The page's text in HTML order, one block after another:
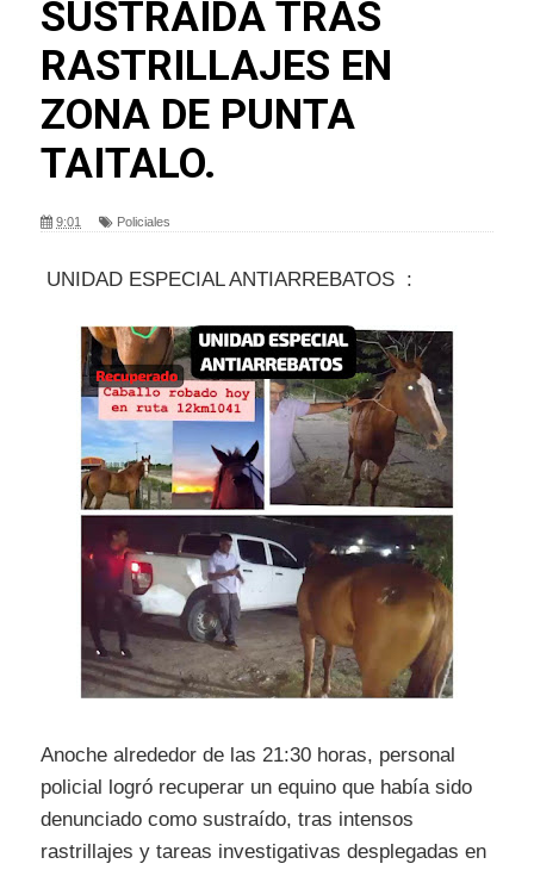
SUSTRAÍDA TRAS
RASTRILLAJES EN
ZONA DE PUNTA
TAITALO.
9:01 Policiales
UNIDAD ESPECIAL ANTIARREBATOS :
Anoche alrededor de las 21:30 horas, personal
policial logró recuperar un equino que había sido
denunciado como sustraído, tras intensos
rastrillajes y tareas investigativas desplegadas en